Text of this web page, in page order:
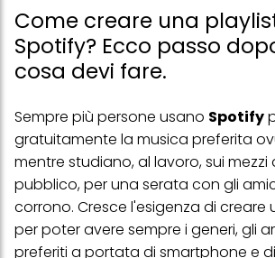
Come creare una
Spotify? Ecco passo
cosa devi fare.
Sempre più persone usano Spotify
gratuitamente la musica preferita
mentre studiano, al lavoro, sui
pubblico, per una serata con gli
corrono. Cresce l'esigenza di creare
per poter avere sempre i generi, gli
preferiti a portata di smartphone e